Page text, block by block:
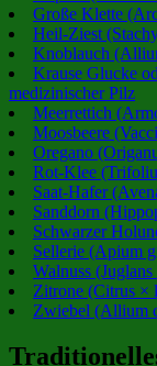
Große Klette
Heil-Ziest
Knoblauch
Krause Glucke
medizinischer Pilz
Meerrettich
Moosbeere
Oregano
Rot-Klee
Saat-Hafer
Sanddorn
Schwarzer
Sellerie (Apium
Walnuss
Zitrone (Citrus ×
Zwiebel (Allium